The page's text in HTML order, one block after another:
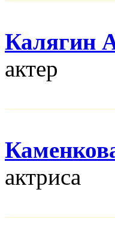
Калягин
актер
актриса